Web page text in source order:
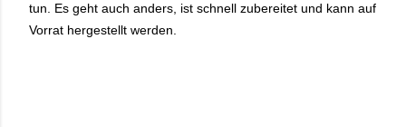
tun. Es geht auch anders, ist schnell zubereitet und kann auf
Vorrat hergestellt werden.